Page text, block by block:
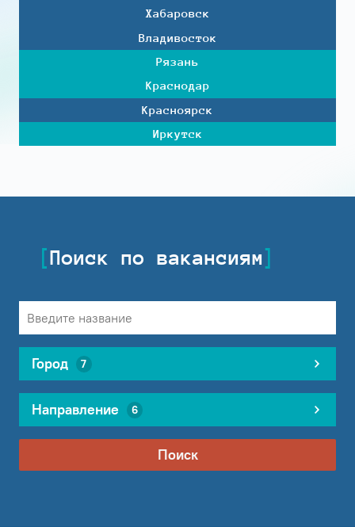
Хабаровск
Владивосток
Рязань
Краснодар
Красноярск
Иркутск
Поиск по вакансиям
Город 7
Направление 6
Поиск